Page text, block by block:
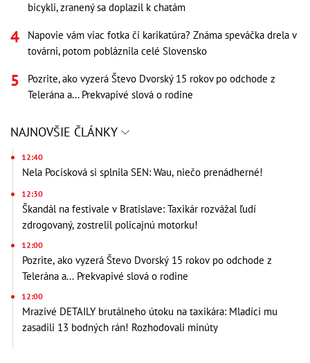
bicykli, zranený sa doplazil k chatám
Napovie vám viac fotka či karikatúra? Známa speváčka drela v
továrni, potom pobláznila celé Slovensko
Pozrite, ako vyzerá Števo Dvorský 15 rokov po odchode z
Telerána a... Prekvapivé slová o rodine
NAJNOVŠIE ČLÁNKY
12:40
Nela Pocisková si splnila SEN: Wau, niečo prenádherné!
12:30
Škandál na festivale v Bratislave: Taxikár rozvážal ľudí
zdrogovaný, zostrelil policajnú motorku!
12:00
Pozrite, ako vyzerá Števo Dvorský 15 rokov po odchode z
Telerána a... Prekvapivé slová o rodine
12:00
Mrazivé DETAILY brutálneho útoku na taxikára: Mladíci mu
zasadili 13 bodných rán! Rozhodovali minúty